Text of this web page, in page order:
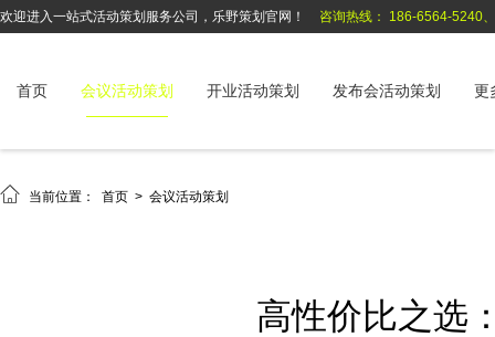
欢迎进入一站式活动策划服务公司，乐野策划官网！ 咨询热线： 186-6564-5240
首页 会议活动策划 开业活动策划 发布会活动策划 更
 当前位置： 首页 > 会议活动策划
高性价比之选